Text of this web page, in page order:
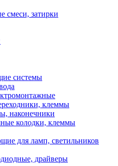
смеси, затирки
системы
клеммы
наконечники
колодки, клеммы
для ламп, светильников
драйверы